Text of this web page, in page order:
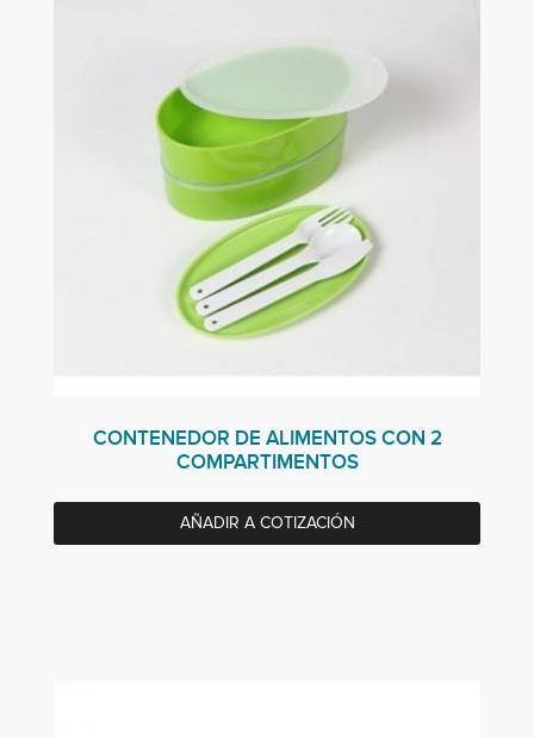
CONTENEDOR DE ALIMENTOS CON 2
COMPARTIMENTOS
AÑADIR A COTIZACIÓN